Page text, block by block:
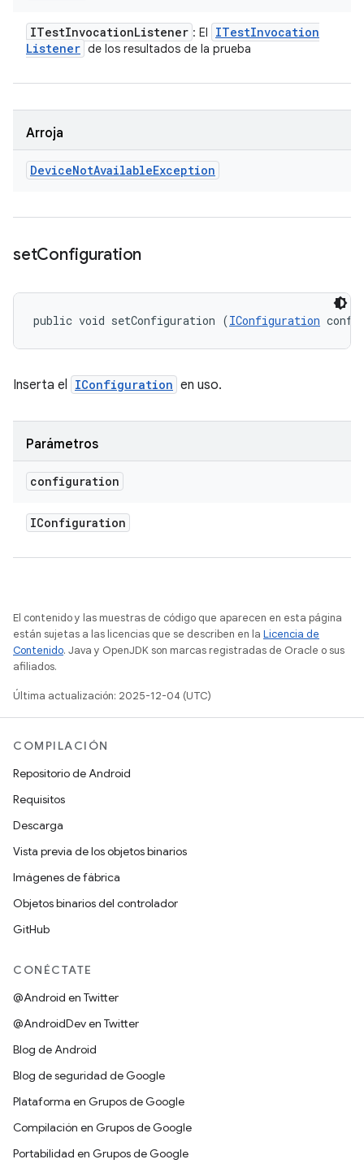
ITestInvocationListener : El ITestInvocation
Listener de los resultados de la prueba
Arroja
DeviceNotAvailableException
setConfiguration
public void setConfiguration (IConfiguration
Inserta el IConfiguration en uso.
Parámetros
configuration
IConfiguration
El contenido y las muestras de código que aparecen en esta página
están sujetas a las licencias que se describen en la Licencia de
Contenido. Java y OpenJDK son marcas registradas de Oracle o sus
afiliados.
Última actualización: 2025-12-04 (UTC)
COMPILACIÓN
Repositorio de Android
Requisitos
Descarga
Vista previa de los objetos binarios
Imágenes de fábrica
Objetos binarios del controlador
GitHub
CONÉCTATE
@Android en Twitter
@AndroidDev en Twitter
Blog de Android
Blog de seguridad de Google
Plataforma en Grupos de Google
Compilación en Grupos de Google
Portabilidad en Grupos de Google